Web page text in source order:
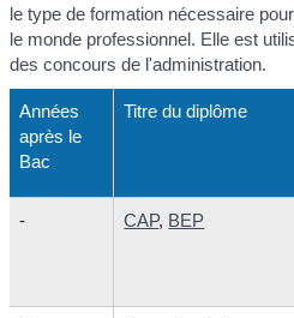
le type de formation nécessaire
le monde professionnel. Elle est
des concours de l'administration.
Années
après le
Bac
Titre du diplôme
- CAP, BEP